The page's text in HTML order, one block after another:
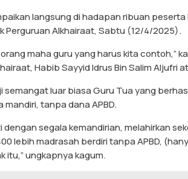
langsung di hadapan ribuan peserta
Perguruan Alkhairaat, Sabtu (12/4/2025).
maha guru yang harus kita contoh,”
Habib Sayyid Idrus Bin Salim Aljufri
semangat luar biasa Guru Tua yang
mandiri, tanpa dana APBD.
dengan segala kemandirian, melahirkan
lebih madrasah berdiri tanpa APBD,
itu,” ungkapnya kagum.